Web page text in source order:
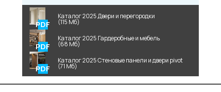
Каталог 2025 Двери и перегородки
(115 Мб)
Каталог 2025 Гардеробные и мебель
(68 Мб)
Каталог 2025 Стеновые панели и двери pivot
(71 Мб)